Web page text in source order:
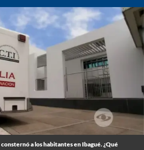
a los habitantes en Ibagué. ¿Qué